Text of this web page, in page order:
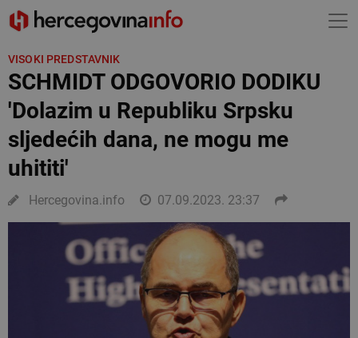
VISOKI PREDSTAVNIK
SCHMIDT ODGOVORIO DODIKU
'Dolazim u Republiku Srpsku
sljedećih dana, ne mogu me
uhititi'
Hercegovina.info 07.09.2023. 23:37